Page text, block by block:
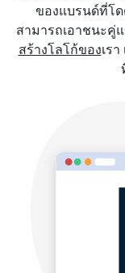
ของแบรนด์ที่โ
สามารถเอาชนะคู่
สร้างโลโก้ของเร